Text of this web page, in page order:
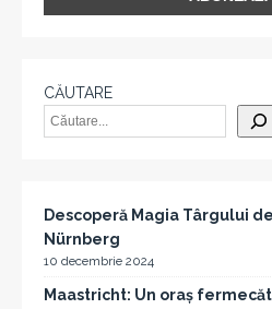
CĂUTARE
Descoperă Magia Târgului
Nürnberg
10 decembrie 2024
Maastricht: Un oraș